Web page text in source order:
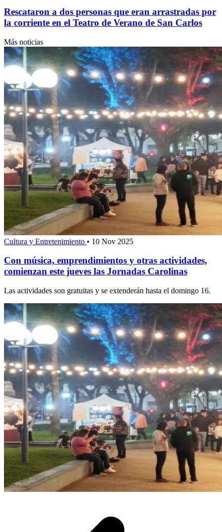
Rescataron a dos personas que eran arrastradas por
la corriente en el Teatro de Verano de San Carlos
Más noticias
Cultura y Entretenimiento • 10 Nov 2025
Con música, emprendimientos y otras actividades,
comienzan este jueves las Jornadas Carolinas
Las actividades son gratuitas y se extenderán hasta el domingo 16.